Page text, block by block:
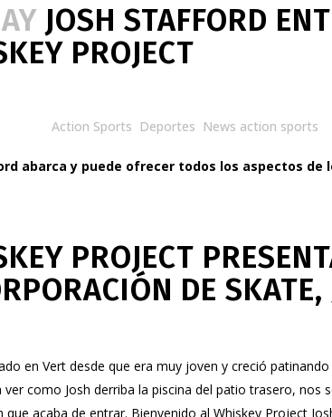
JOSH STAFFORD
PROJECT
Action Sports Deportes News action sports
abarca y puede ofrecer todos los aspectos
PROJECT
DE SKATE,
en Vert desde que era muy joven y creció
ver como Josh derriba la piscina del patio trasero, nos
que acaba de entrar. Bienvenido al Whiskey Project